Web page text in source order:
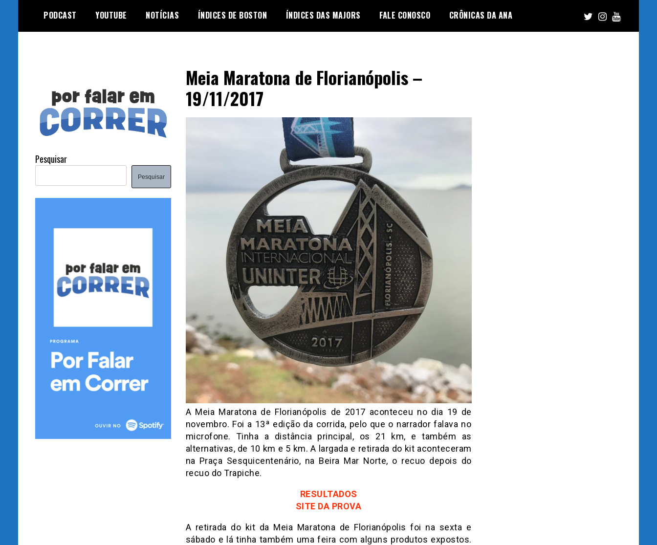
content
PODCAST YOUTUBE NOTÍCIAS ÍNDICES DE BOSTON ÍNDICES DAS MAJORS FALE CONOSCO CRÔNICAS DA ANA
Meia Maratona de Florianópolis –
19/11/2017
A Meia Maratona de Florianópolis de 2017 aconteceu no dia 19 de
novembro. Foi a 13ª edição da corrida, pelo que o narrador falava no
microfone. Tinha a distância principal, os 21 km, e também as
alternativas, de 10 km e 5 km. A largada e retirada do kit aconteceram
na Praça Sesquicentenário, na Beira Mar Norte, o recuo depois do
recuo do Trapiche.
RESULTADOS
SITE DA PROVA
A retirada do kit da Meia Maratona de Florianópolis foi na sexta e
sábado e lá tinha também uma feira com alguns produtos expostos.
Pesquisar
Pesquisar